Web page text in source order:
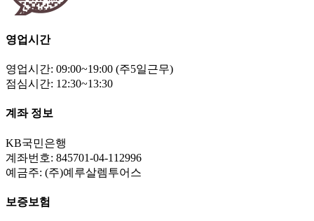
영업시간
영업시간: 09:00~19:00 (주5일근무)
점심시간: 12:30~13:30
계좌 정보
KB국민은행
계좌번호: 845701-04-112996
예금주: (주)예루살렘투어스
보증보험